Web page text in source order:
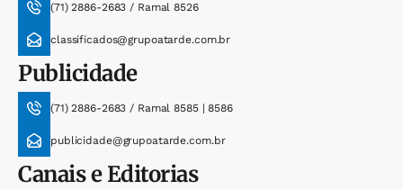
(71) 2886-2683 / Ramal 8526
classificados@grupoatarde.com.br
Publicidade
(71) 2886-2683 / Ramal 8585 | 8586
publicidade@grupoatarde.com.br
Canais e Editorias